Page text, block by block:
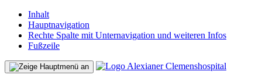
Inhalt
Hauptnavigation
Rechte Spalte mit Unternavigation und weiteren Infos
Fußzeile